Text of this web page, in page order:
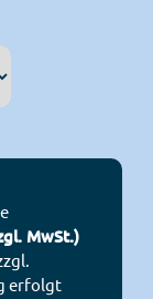
MwSt.)
erfolgt